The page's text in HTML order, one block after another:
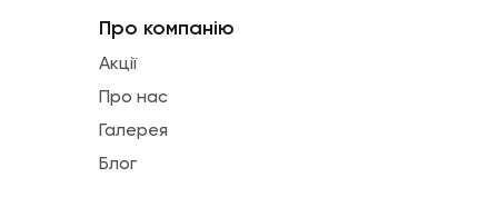
Про компанію
Акції
Про нас
Галерея
Блог